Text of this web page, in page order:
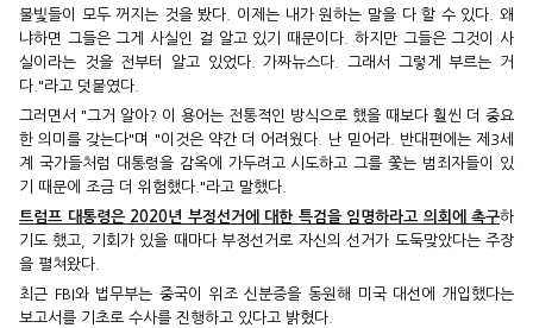
불빛들이 모두 꺼지는 것을 봤다. 이제는 내가 원하는 말을 다 할 수 있다. 왜
냐하면 그들은 그게 사실인 걸 알고 있기 때문이다. 하지만 그들은 그것이 사
실이라는 것을 전부터 알고 있었다. 가짜뉴스다. 그래서 그렇게 부르는 거
다."라고 덧붙였다.
그러면서 "그거 알아? 이 용어는 전통적인 방식으로 했을 때보다 훨씬 더 중요
한 의미를 갖는다"며 "이것은 약간 더 어려웠다. 난 믿어라. 반대편에는 제3세
계 국가들처럼 대통령을 감옥에 가두려고 시도하고 그를 쫓는 범죄자들이 있
기 때문에 조금 더 위험했다."라고 말했다.
트럼프 대통령은 2020년 부정선거에 대한 특검을 임명하라고 의회에 촉구하
기도 했고, 기회가 있을 때마다 부정선거로 자신의 선거가 도둑맞았다는 주장
을 펼쳐왔다.
최근 FBI와 법무부는 중국이 위조 신분증을 동원해 미국 대선에 개입했다는
보고서를 기초로 수사를 진행하고 있다고 밝혔다.